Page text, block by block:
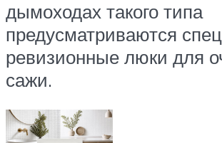
дымоходах такого типа
предусматриваются
ревизионные люки для
сажи.